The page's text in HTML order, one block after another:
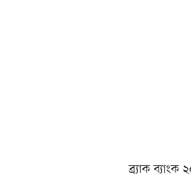
ব্র্যাক ব্যাংক